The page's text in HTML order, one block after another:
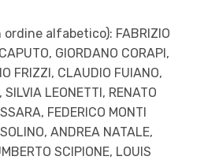
alfabetico): FABRIZIO
GIORDANO CORAPI,
FRIZZI, CLAUDIO FUIANO,
SILVIA LEONETTI, RENATO
FEDERICO MONTI
ANDREA NATALE,
SCIPIONE, LOUIS